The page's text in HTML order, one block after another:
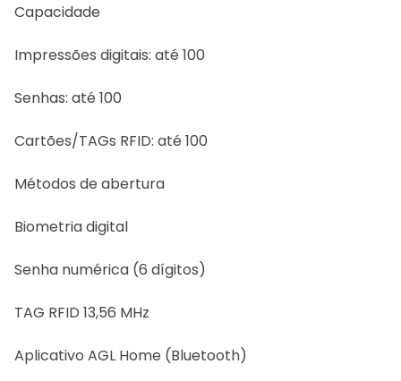
Capacidade
Impressões digitais: até 100
Senhas: até 100
Cartões/TAGs RFID: até 100
Métodos de abertura
Biometria digital
Senha numérica (6 dígitos)
TAG RFID 13,56 MHz
Aplicativo AGL Home (Bluetooth)